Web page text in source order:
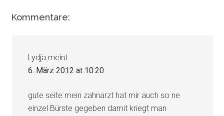
Kommentare:
Lydja meint
6. März 2012 at 10:20
gute seite mein zahnarzt hat mir auch so ne
einzel Bürste gegeben damit kriegt man